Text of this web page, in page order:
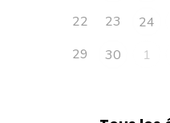
22
23 24
29
30 1